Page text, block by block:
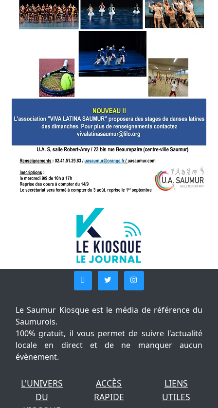
Le Saumur Kiosque est le média de référence du
Saumurois.
100% gratuit, il vous permet de suivre l'actualité
locale en direct et de ne manquer aucun
évènement.
L'UNIVERS
DU
ACCÈS
RAPIDE
LIENS
UTILES